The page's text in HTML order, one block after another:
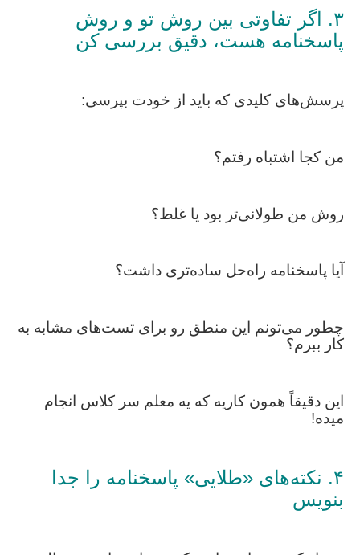
۳. اگر تفاوتی بین روش تو و روش
پاسخنامه هست، دقیق بررسی کن
پرسش‌های کلیدی که باید از خودت بپرسی:
من کجا اشتباه رفتم؟
روش من طولانی‌تر بود یا غلط؟
آیا پاسخنامه راه‌حل ساده‌تری داشت؟
چطور می‌تونم این منطق رو برای تست‌های مشابه به
کار ببرم؟
این دقیقاً همون کاریه که یه معلم سر کلاس انجام
میده!
۴. نکته‌های «طلایی» پاسخنامه را جدا
بنویس